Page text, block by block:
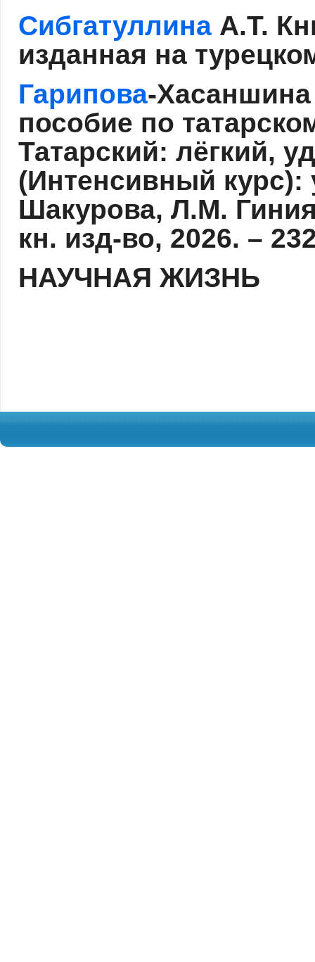
Сибгатуллина А.Т.
изданная на
Гарипова-
пособие по
Татарский: лёгкий,
(Интенсивный
Шакурова, Л.М.
кн. изд-во, 2026. –
НАУЧНАЯ ЖИЗНЬ